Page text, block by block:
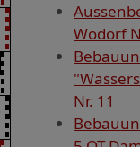
Wodorf
Nr. 11